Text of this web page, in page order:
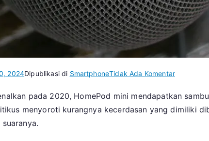
2024Dipublikasi di SmartphoneTidak Ada Komentarpada
Siap
Luncurkan
pada 2020, HomePod mini mendapatkan
menyoroti kurangnya kecerdasan yang dimiliki